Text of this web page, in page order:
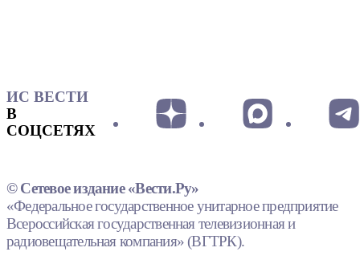
ИС ВЕСТИ
В
СОЦСЕТЯХ
© Сетевое издание «Вести.Ру»
«Федеральное государственное унитарное предприятие
Всероссийская государственная телевизионная и
радиовещательная компания» (ВГТРК).